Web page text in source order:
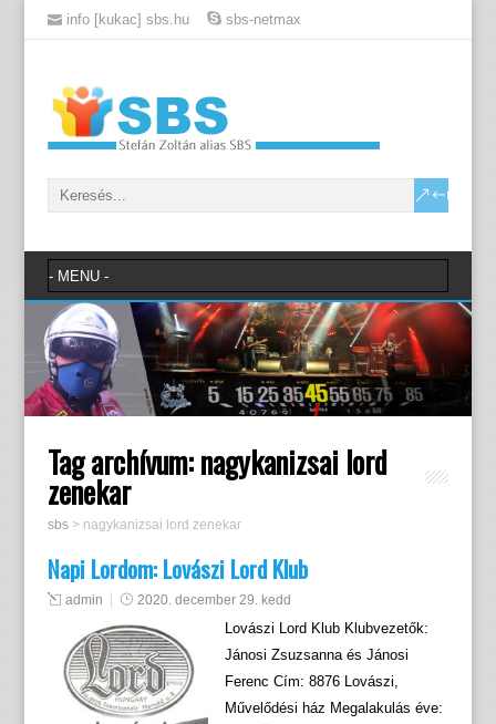
info [kukac] sbs.hu sbs-netmax
Tag archívum:nagykanizsai lord
zenekar
sbs> nagykanizsai lord zenekar
Napi Lordom: Lovászi Lord Klub
admin 2020. december 29. kedd
Lovászi Lord Klub Klubvezetők:
Jánosi Zsuzsanna és Jánosi
Ferenc Cím: 8876 Lovászi,
Művelődési ház Megalakulás éve: